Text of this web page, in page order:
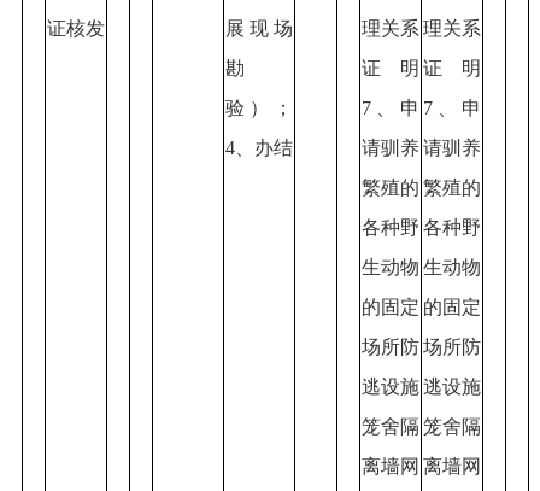
证核发
展现场
勘
验）；
4、办结
理关系
证明
7、申
请驯养
繁殖的
各种野
生动物
的固定
场所防
逃设施
笼舍隔
离墙网
理关系
证明
7、申
请驯养
繁殖的
各种野
生动物
的固定
场所防
逃设施
笼舍隔
离墙网